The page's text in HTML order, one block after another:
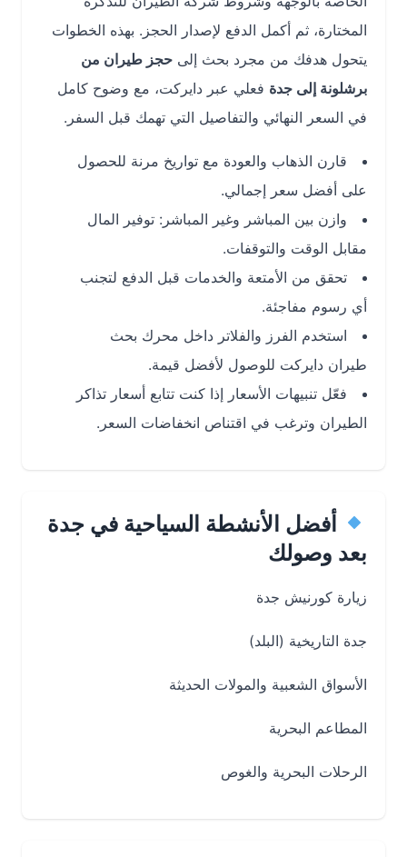
المختارة، ثم أكمل الدفع لإصدار الحجز. بهذه الخطوات
يتحول هدفك من مجرد بحث إلىحجز طيران من
برشلونة إلى جدةفعلي عبر دايركت، مع وضوح كامل
في السعر النهائي والتفاصيل التي تهمك قبل السفر.
قارن الذهاب والعودة مع تواريخ مرنة للحصول
على أفضل سعر إجمالي.
وازن بين المباشر وغير المباشر: توفير المال
مقابل الوقت والتوقفات.
تحقق من الأمتعة والخدمات قبل الدفع لتجنب
أي رسوم مفاجئة.
استخدم الفرز والفلاتر داخل محرك بحث
طيران دايركت للوصول لأفضل قيمة.
فعّل تنبيهات الأسعار إذا كنت تتابع أسعار تذاكر
الطيران وترغب في اقتناص انخفاضات السعر.
أفضل الأنشطة السياحية في جدة
بعد وصولك
زيارة كورنيش جدة
جدة التاريخية (البلد)
الأسواق الشعبية والمولات الحديثة
المطاعم البحرية
الرحلات البحرية والغوص